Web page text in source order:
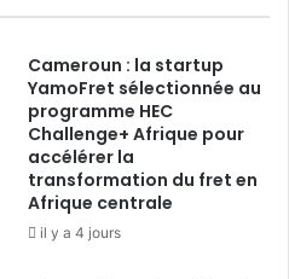
Cameroun : la startup
YamoFret sélectionnée au
programme HEC
Challenge+ Afrique pour
accélérer la
transformation du fret en
Afrique centrale
il y a 4 jours